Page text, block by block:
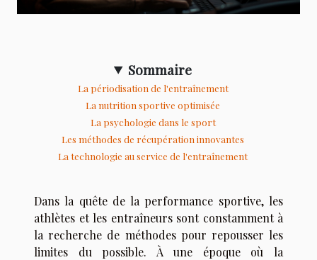
Sommaire
La périodisation de l'entraînement
La nutrition sportive optimisée
La psychologie dans le sport
Les méthodes de récupération innovantes
La technologie au service de l'entraînement
Dans la quête de la performance sportive, les
athlètes et les entraîneurs sont constamment à
la recherche de méthodes pour repousser les
limites du possible. À une époque où la